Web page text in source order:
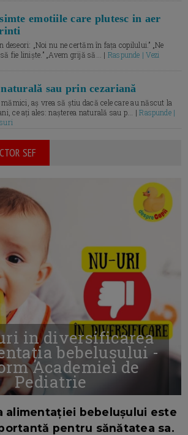
emotiile care plutesc in aer
deseori: „Noi nu ne certăm în fața copilului.” „Ne
fie liniște.” „Avem grijă să... | Raspunde | Vezi
sau prin cezariană
aș vrea să știu dacă cele care au născut la
ce ați ales: nașterea naturală sau p... |Raspunde |
SEF
in diversificarea
bebelușului -
Academiei de
Pediatrie
alimentației bebelușului este
pentru sănătatea sa.